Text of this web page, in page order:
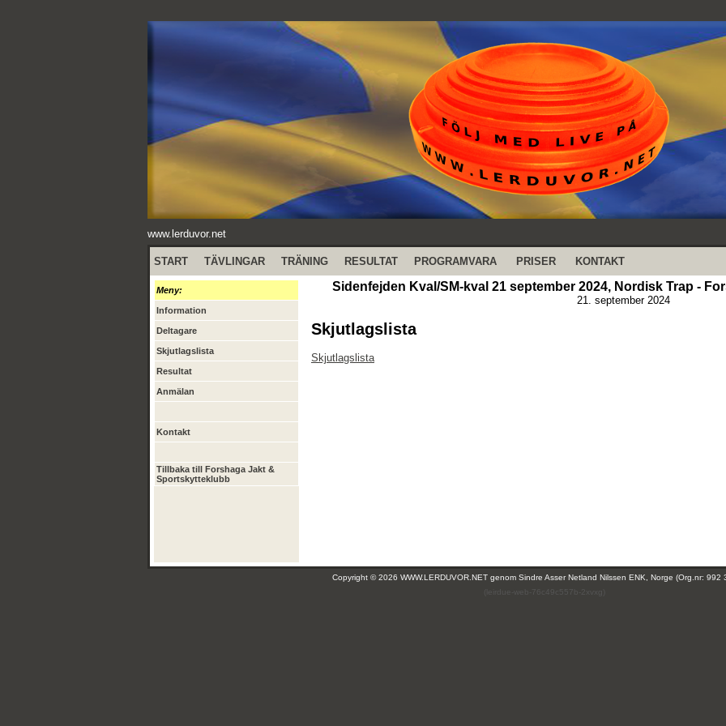
www.lerduvor.net
START TÄVLINGAR TRÄNING RESULTAT PROGRAMVARA PRISER KONTAKT
Meny:
Information
Deltagare
Skjutlagslista
Resultat
Anmälan
Kontakt
Tillbaka till Forshaga Jakt &
Sportskytteklubb
Sidenfejden Kval/SM-kval 21 september 2024, Nordisk Trap -
21. september 2024
Skjutlagslista
Skjutlagslista
Copyright © 2026 WWW.LERDUVOR.NET genom Sindre Asser Netland Nilssen ENK, Norge (Org.nr: 992
(leirdue-web-76c49c557b-2xvxg)